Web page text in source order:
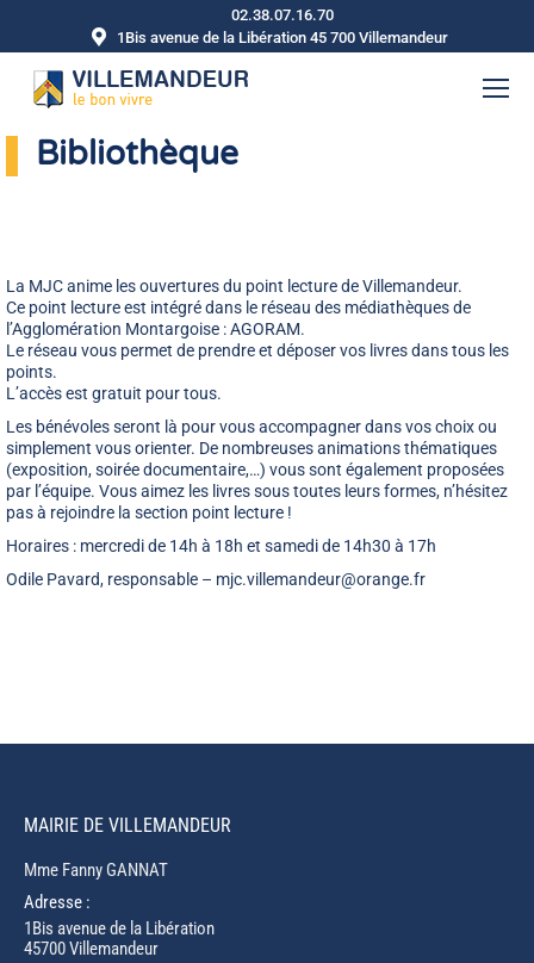
02.38.07.16.70
1Bis avenue de la Libération 45 700 Villemandeur
Bibliothèque
La MJC anime les ouvertures du point lecture de Villemandeur.
Ce point lecture est intégré dans le réseau des médiathèques de
l’Agglomération Montargoise : AGORAM.
Le réseau vous permet de prendre et déposer vos livres dans tous les
points.
L’accès est gratuit pour tous.
Les bénévoles seront là pour vous accompagner dans vos choix ou
simplement vous orienter. De nombreuses animations thématiques
(exposition, soirée documentaire,…) vous sont également proposées
par l’équipe. Vous aimez les livres sous toutes leurs formes, n’hésitez
pas à rejoindre la section point lecture !
Horaires : mercredi de 14h à 18h et samedi de 14h30 à 17h
Odile Pavard, responsable – mjc.villemandeur@orange.fr
MAIRIE DE VILLEMANDEUR
Mme Fanny GANNAT
Adresse :
1Bis avenue de la Libération
45700 Villemandeur